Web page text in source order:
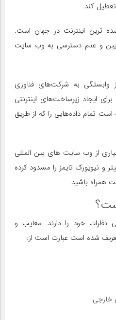
کند.
ترین اینترنت در جهان است.
و عدم دسترسی به وب سایت
وابستگی به شرکت‌های فناوری
ایجاد زیرساخت‌های اینترنتی
تمام داده‌هایی را که از طریق
از وب سایت های بین المللی
و نیویورک تایمز را مسدود کرده
همراه باشید
نظرات خود را دارند. معایب و
شده است عبارت است از:
خارجی